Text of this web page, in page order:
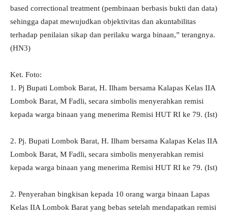
based correctional treatment (pembinaan berbasis bukti dan data)
sehingga dapat mewujudkan objektivitas dan akuntabilitas
terhadap penilaian sikap dan perilaku warga binaan,” terangnya.
(HN3)
Ket. Foto:
1. Pj Bupati Lombok Barat, H. Ilham bersama Kalapas Kelas IIA
Lombok Barat, M Fadli, secara simbolis menyerahkan remisi
kepada warga binaan yang menerima Remisi HUT RI ke 79. (Ist)
2. Pj. Bupati Lombok Barat, H. Ilham bersama Kalapas Kelas IIA
Lombok Barat, M Fadli, secara simbolis menyerahkan remisi
kepada warga binaan yang menerima Remisi HUT RI ke 79. (Ist)
2. Penyerahan bingkisan kepada 10 orang warga binaan Lapas
Kelas IIA Lombok Barat yang bebas setelah mendapatkan remisi